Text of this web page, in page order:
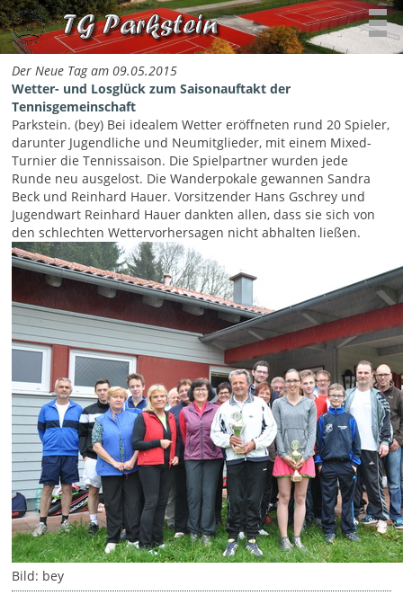
Der Neue Tag am 09.05.2015
Wetter- und Losglück zum Saisonauftakt der
Tennisgemeinschaft
Parkstein. (bey) Bei idealem Wetter eröffneten rund 20 Spieler,
darunter Jugendliche und Neumitglieder, mit einem Mixed-
Turnier die Tennissaison. Die Spielpartner wurden jede
Runde neu ausgelost. Die Wander­pokale gewannen Sandra
Beck und Reinhard Hauer. Vorsitzender Hans Gschrey und
Jugendwart Reinhard Hauer dankten allen, dass sie sich von
den schlechten Wettervorhersa­gen nicht abhalten ließen.
Bild: bey